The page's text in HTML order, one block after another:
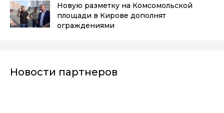
Новую разметку на Комсомольской
площади в Кирове дополнят
ограждениями
Новости партнеров